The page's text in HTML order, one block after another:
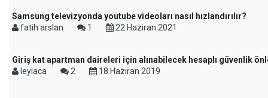
Samsung televizyonda youtube videoları nasıl hızlandırılır?
fatih arslan
1 22 Haziran 2021
Giriş kat apartman daireleri için alınabilecek hesaplı güvenlik
leylaca
2 18 Haziran 2019